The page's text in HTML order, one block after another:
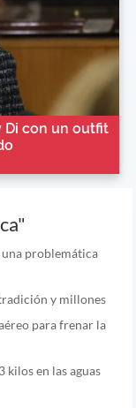
Di con un outfit
una problemática
y millones
para frenar la
kilos en las aguas